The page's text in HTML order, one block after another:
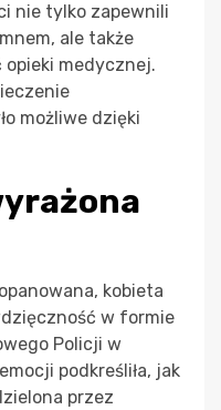
nie tylko zapewnili
ale także
opieki medycznej.
możliwe dzięki
kobieta
w formie
Policji w
podkreśliła, jak
przez